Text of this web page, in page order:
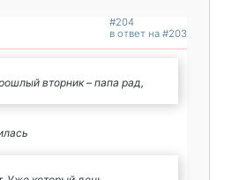
#204
в ответ на #203
вторник – папа рад,